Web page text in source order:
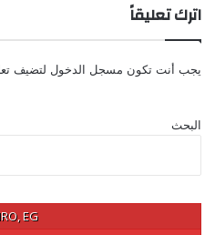
اترك تعليقاً
يجب أنت تكون مسجل الدخول لتضيف
البحث
EG